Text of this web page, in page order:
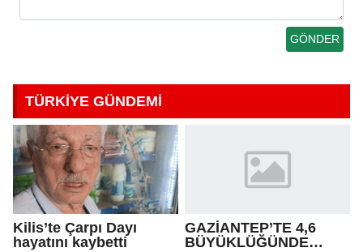
TÜRKİYE GÜNDEMİ
Kilis’te Çarpı Dayı
hayatını kaybetti
GAZİANTEP’TE 4,6
BÜYÜKLÜĞÜNDE